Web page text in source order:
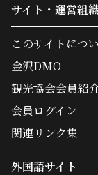
サイト・運営組
このサイトにつ
金沢DMO
観光協会会員紹
会員ログイン
関連リンク集
外国語サイト